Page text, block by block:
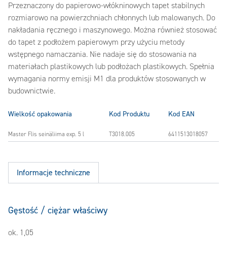
Przeznaczony do papierowo-włókninowych tapet stabilnych
rozmiarowo na powierzchniach chłonnych lub malowanych. Do
nakładania ręcznego i maszynowego. Można również stosować
do tapet z podłożem papierowym przy użyciu metody
wstępnego namaczania. Nie nadaje się do stosowania na
materiałach plastikowych lub podłożach plastikowych. Spełnia
wymagania normy emisji M1 dla produktów stosowanych w
budownictwie.
Wielkość opakowania Kod Produktu Kod EAN
Master Flis seinäliima exp. 5 l T3018.005 6411513018057
Informacje techniczne
Gęstość / ciężar właściwy
ok. 1,05